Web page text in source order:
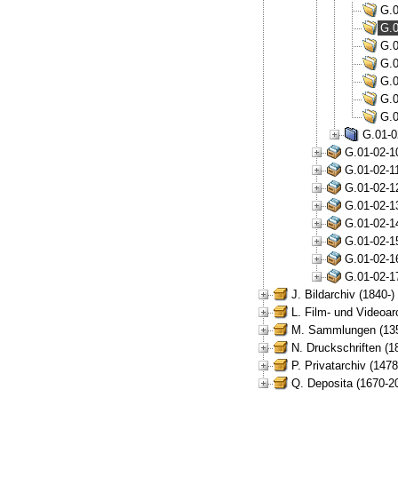
G.01-
G.01-02-
G.01-02-
G.01-02-
G.01-02-
G.01-02-
G.01-02-
G.01-02-
G.01-02-
J. Bildarchiv (1840-)
L. Film- und
M. Sammlungen
N. Druckschriften
P. Privatarchiv
Q. Deposita (1670-